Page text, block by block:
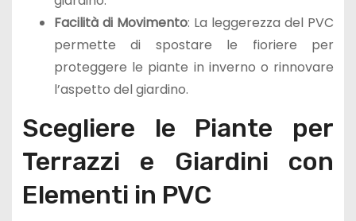
Facilità di Movimento: La leggerezza del PVC
permette di spostare le fioriere per
proteggere le piante in inverno o rinnovare
l’aspetto del giardino.
Scegliere le Piante per
Terrazzi e Giardini con
Elementi in PVC